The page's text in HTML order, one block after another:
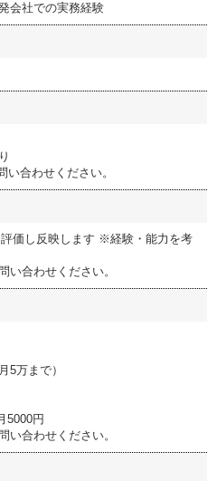
会社での実務経験
合わせください。
価し反映します ※経験・能力を考
い合わせください。
5万まで）
5000円
い合わせください。